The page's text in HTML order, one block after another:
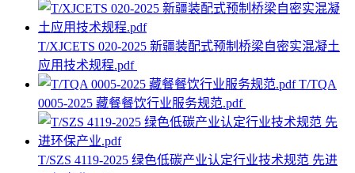
T/XJCETS 020-2025 新疆装配式预制桥梁自密实混凝土
应用技术规程.pdf
T/TQA
0005-2025 藏餐餐饮行业服务规范.pdf
T/SZS 4119-2025 绿色低碳产业认定行业技术规范 先进